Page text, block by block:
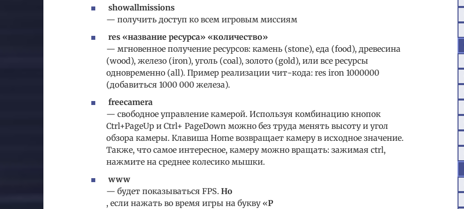
showallmissions
— получить доступ ко всем игровым миссиям
res «название ресурса» «количество»
— мгновенное получение ресурсов: камень (stone), еда (food), древесина
(wood), железо (iron), уголь (coal), золото (gold), или все ресурсы
одновременно (all). Пример реализации чит-кода: res iron 1000000
(добавиться 1000 000 железа).
freecamera
— свободное управление камерой. Используя комбинацию кнопок
Ctrl+PageUp и Ctrl+ PageDown можно без труда менять высоту и угол
обзора камеры. Клавиша Home возвращает камеру в исходное значение.
Также, что самое интересное, камеру можно вращать: зажимая ctrl,
нажмите на среднее колесико мышки.
www
— будет показываться FPS. Но
, если нажать во время игры на букву «P